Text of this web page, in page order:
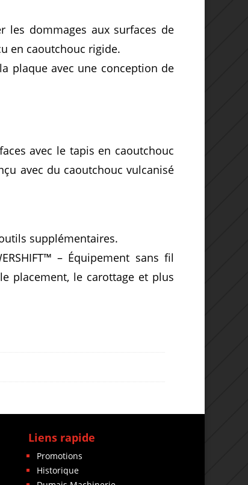
les dommages aux surfaces de
en caoutchouc rigide.
plaque avec une conception de
avec le tapis en caoutchouc
avec du caoutchouc vulcanisé
supplémentaires.
– Équipement sans fil
placement, le carottage et plus
Liens rapide
Promotions
Historique